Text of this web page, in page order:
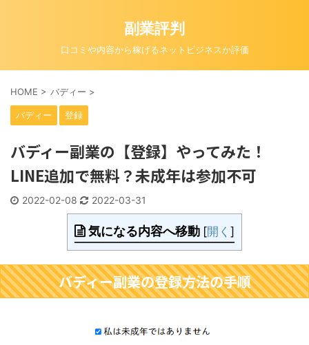
副業評判
口コミや内容から稼げるネットビジネスか評価
HOME > バディー >
バディー 登録
バディー副業の【登録】やってみた！
LINE追加で無料？未成年は参加不可
2022-02-08 2022-03-31
気になる内容へ移動 [開く ]
バディー副業の登録方法の手順